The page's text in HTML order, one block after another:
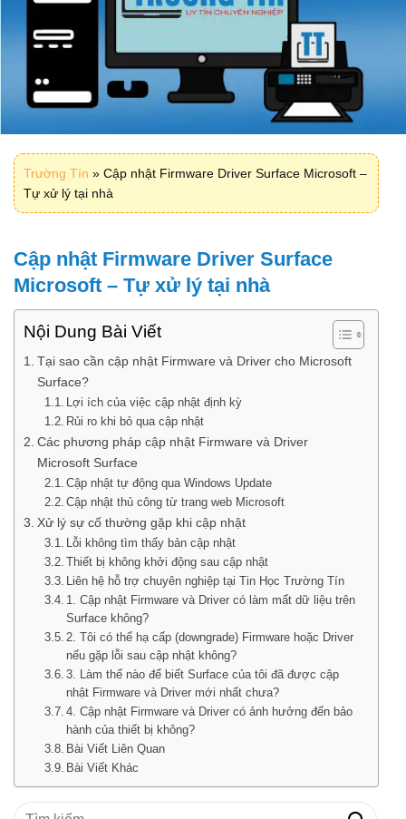
Trường Tín » Cập nhật Firmware Driver Surface Microsoft –
Tự xử lý tại nhà
Cập nhật Firmware Driver Surface
Microsoft – Tự xử lý tại nhà
Nội Dung Bài Viết
Tại sao cần cập nhật Firmware và Driver cho Microsoft
Surface?
Lợi ích của việc cập nhật định kỳ
Rủi ro khi bỏ qua cập nhật
Các phương pháp cập nhật Firmware và Driver
Microsoft Surface
Cập nhật tự động qua Windows Update
Cập nhật thủ công từ trang web Microsoft
Xử lý sự cố thường gặp khi cập nhật
Lỗi không tìm thấy bản cập nhật
Thiết bị không khởi động sau cập nhật
Liên hệ hỗ trợ chuyên nghiệp tại Tin Học Trường Tín
1. Cập nhật Firmware và Driver có làm mất dữ liệu trên
Surface không?
2. Tôi có thể hạ cấp (downgrade) Firmware hoặc Driver
nếu gặp lỗi sau cập nhật không?
3. Làm thế nào để biết Surface của tôi đã được cập
nhật Firmware và Driver mới nhất chưa?
4. Cập nhật Firmware và Driver có ảnh hưởng đến bảo
hành của thiết bị không?
Bài Viết Liên Quan
Bài Viết Khác
Tìm